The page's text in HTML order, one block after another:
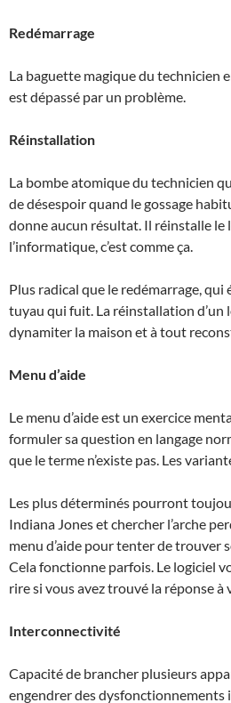
Redémarrage
La baguette magique du technicien
est dépassé par un problème.
Réinstallation
La bombe atomique du technicien
de désespoir quand le gossage
donne aucun résultat. Il réinstalle le
l’informatique, c’est comme ça.
Plus radical que le redémarrage, qui
tuyau qui fuit. La réinstallation d’un
dynamiter la maison et à tout
Menu d’aide
Le menu d’aide est un exercice
formuler sa question en langage
que le terme n’existe pas. Les
Les plus déterminés pourront
Indiana Jones et chercher l’arche
menu d’aide pour tenter de trouver
Cela fonctionne parfois. Le logiciel
rire si vous avez trouvé la réponse
Interconnectivité
Capacité de brancher plusieurs
engendrer des dysfonctionnements